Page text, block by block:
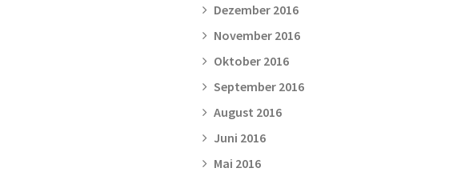
Dezember 2016
November 2016
Oktober 2016
September 2016
August 2016
Juni 2016
Mai 2016